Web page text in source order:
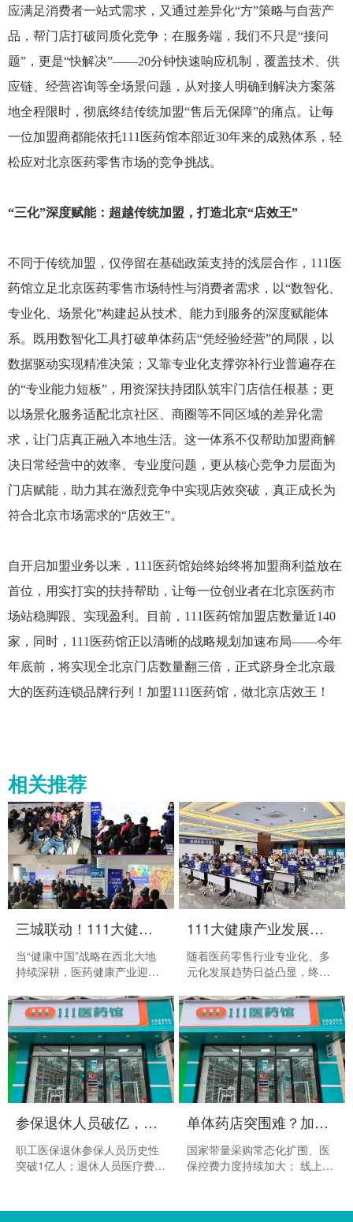
应满足消费者一站式需求，又通过差异化“方”策略与自营产
品，帮门店打破同质化竞争；在服务端，我们不只是“接问
题”，更是“快解决”——20分钟快速响应机制，覆盖技术、供
应链、经营咨询等全场景问题，从对接人明确到解决方案落
地全程限时，彻底终结传统加盟“售后无保障”的痛点。让每
一位加盟商都能依托111医药馆本部近30年来的成熟体系，轻
松应对北京医药零售市场的竞争挑战。
“三化”深度赋能：超越传统加盟，打造北京“店效王”
不同于传统加盟，仅停留在基础政策支持的浅层合作，111医
药馆立足北京医药零售市场特性与消费者需求，以“数智化、
专业化、场景化”构建起从技术、能力到服务的深度赋能体
系。既用数智化工具打破单体药店“凭经验经营”的局限，以
数据驱动实现精准决策；又靠专业化支撑弥补行业普遍存在
的“专业能力短板”，用资深扶持团队筑牢门店信任根基；更
以场景化服务适配北京社区、商圈等不同区域的差异化需
求，让门店真正融入本地生活。这一体系不仅帮助加盟商解
决日常经营中的效率、专业度问题，更从核心竞争力层面为
门店赋能，助力其在激烈竞争中实现店效突破，真正成长为
符合北京市场需求的“店效王”。
自开启加盟业务以来，111医药馆始终始终将加盟商利益放在
首位，用实打实的扶持帮助，让每一位创业者在北京医药市
场站稳脚跟、实现盈利。目前，111医药馆加盟店数量近140
家，同时，111医药馆正以清晰的战略规划加速布局——今年
年底前，将实现全北京门店数量翻三倍，正式跻身全北京最
大的医药连锁品牌行列！加盟111医药馆，做北京店效王！
相关推荐
三城联动！111大健康产业发展论坛品牌力赋能，助力加盟商成就店效王！
当“健康中国”战略在西北大地
持续深耕，医药健康产业迎来
片沃土上实现稳健创业、高效
盈利，成为无数加盟商的核心
诉求。2025年10月21-25日，
德生堂集团携111 大健康产业
发展论坛，先后走进庆阳、平
凉、定西三城，以“品牌赋能・
打造店效王”为核心，用覆盖全
周期的支持体系、立足区域的
精准策略，为三地加盟商勾勒
出与头部品牌携手共赢的清晰
蓝图，彰显德生堂赋能加盟
商、深耕西北市场的坚定决
111大健康产业发展论坛成功举办！品牌全面赋能打造行业店效王！
随着医药零售行业专业化、多
元化发展趋势日益凸显，终端
营方法及高效供应链支持的需
求持续提升，亟需向上整合产
品资源、向内优化运营效率、
向外拓展服务边界，以构建更
具韧性与竞争力的发展模式。
2025年9月26日，由德生堂集
团、111医药馆主办的111大健
康产业发展论坛在兰州成功举
办。本次论坛以“品牌赋能・打
造店效王”为主题，通过战略分
享、资源对接与订货合作等环
节，搭建起品牌、厂家与加盟
商提升运营能力、实现全方位
参保退休人员破亿，药店迎来“银发经济”新风口！加盟111医药馆，共赢未来！
职工医保退休参保人员历史性
突破1亿人；退休人员医疗费用
悄然改变中国商业版图的时代
单体药店突围难？加盟 111 医药馆，借势破局，把“烦心事”变成“放心事”！
国家带量采购常态化扩围、医
保控费力度持续加大； 线上售
2025上半年的中国医药零售市